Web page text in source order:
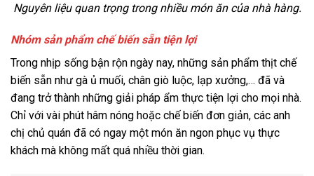
Nguyên liệu quan trọng trong nhiều món ăn của nhà hàng.
Nhóm sản phẩm chế biến sẵn tiện lợi
Trong nhịp sống bận rộn ngày nay, những sản phẩm thịt chế
biến sẵn như gà ủ muối, chân giò luộc, lạp xưởng,… đã và
đang trở thành những giải pháp ẩm thực tiện lợi cho mọi nhà.
Chỉ với vài phút hâm nóng hoặc chế biến đơn giản, các anh
chị chủ quán đã có ngay một món ăn ngon phục vụ thực
khách mà không mất quá nhiều thời gian.